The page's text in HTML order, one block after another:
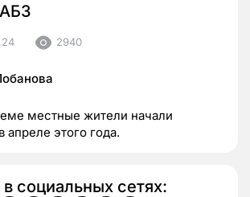
2940
местные жители начали
апреле этого года.
социальных сетях: